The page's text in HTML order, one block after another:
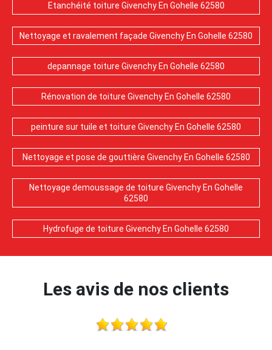
Etanchéité toiture Givenchy En Gohelle 62580
Nettoyage et ravalement façade Givenchy En Gohelle 62580
depannage toiture Givenchy En Gohelle 62580
Rénovation de toiture Givenchy En Gohelle 62580
peinture sur tuile et toiture Givenchy En Gohelle 62580
Nettoyage et pose de gouttière Givenchy En Gohelle 62580
Nettoyage demoussage de toiture Givenchy En Gohelle
62580
Hydrofuge de toiture Givenchy En Gohelle 62580
Les avis de nos clients